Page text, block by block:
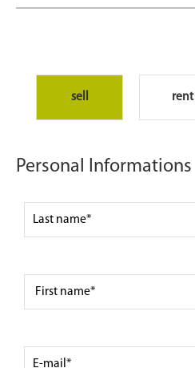
sell rent
Personal Informations